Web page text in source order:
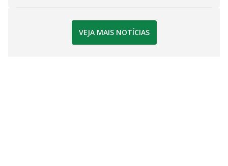
VEJA MAIS NOTÍCIAS